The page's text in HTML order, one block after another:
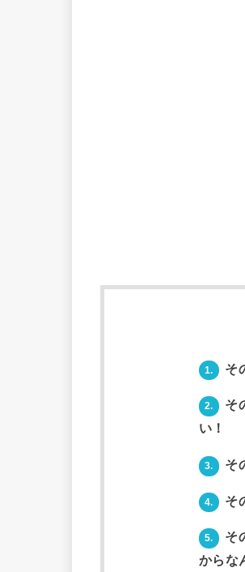
1. そ
2.
そ
い！
3. そ
4. そ
5.
そ
からな